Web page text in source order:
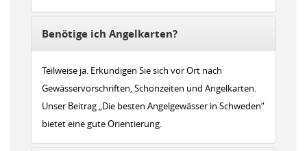
Benötige ich Angelkarten?
Teilweise ja. Erkundigen Sie sich vor Ort nach
Gewässervorschriften, Schonzeiten und Angelkarten.
Unser Beitrag „Die besten Angelgewässer in Schweden“
bietet eine gute Orientierung.